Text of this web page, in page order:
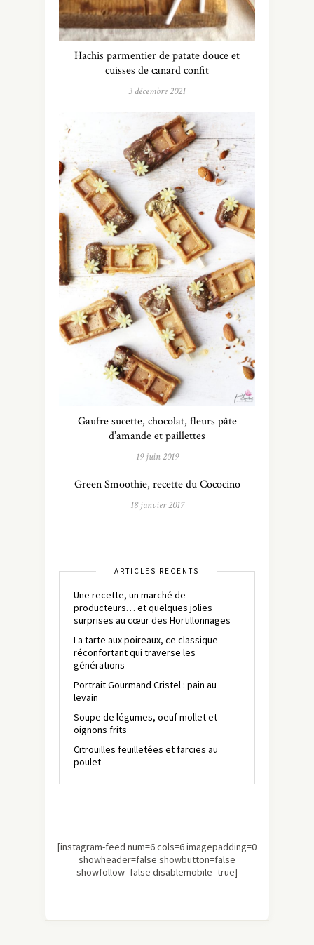
Hachis parmentier de patate douce et
cuisses de canard confit
3 décembre 2021
Gaufre sucette, chocolat, fleurs pâte
d’amande et paillettes
19 juin 2019
Green Smoothie, recette du Cococino
18 janvier 2017
ARTICLES RÉCENTS
Une recette, un marché de
producteurs… et quelques jolies
surprises au cœur des Hortillonnages
La tarte aux poireaux, ce classique
réconfortant qui traverse les
générations
Portrait Gourmand Cristel : pain au
levain
Soupe de légumes, oeuf mollet et
oignons frits
Citrouilles feuilletées et farcies au
poulet
[instagram-feed num=6 cols=6 imagepadding=0
showheader=false showbutton=false
showfollow=false disablemobile=true]